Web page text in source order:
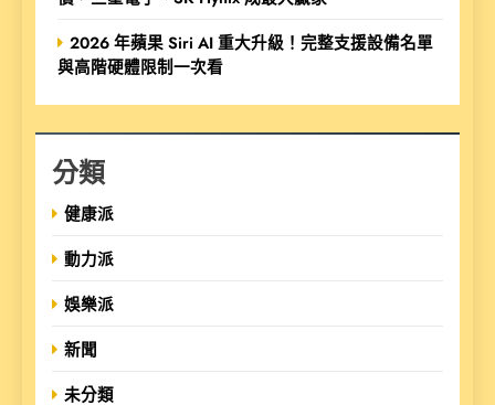
2026 年蘋果 Siri AI 重大升級！完整支援設備名單
與高階硬體限制一次看
分類
健康派
動力派
娛樂派
新聞
未分類